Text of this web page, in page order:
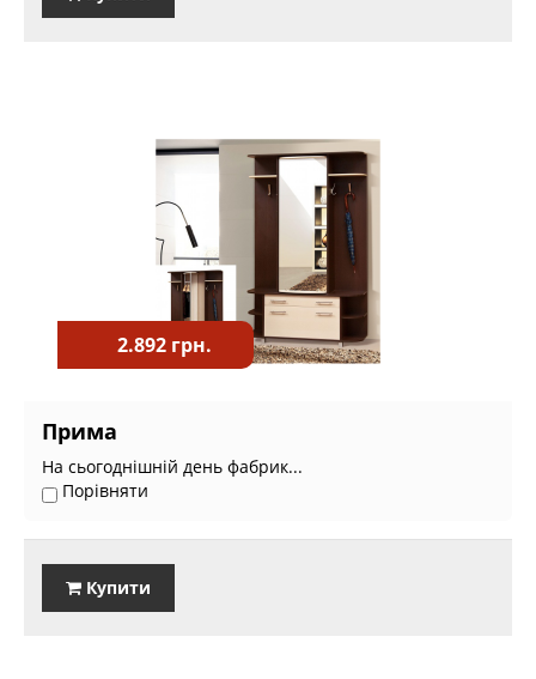
2.892 грн.
Прима
На сьогоднішній день фабрик...
Порівняти
Купити